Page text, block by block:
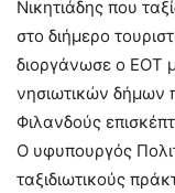
Νικητιάδης που
στο διήμερο
διοργάνωσε ο ΕΟΤ
νησιωτικών δήμων
Φιλανδούς
Ο υφυπουργός
ταξιδιωτικούς